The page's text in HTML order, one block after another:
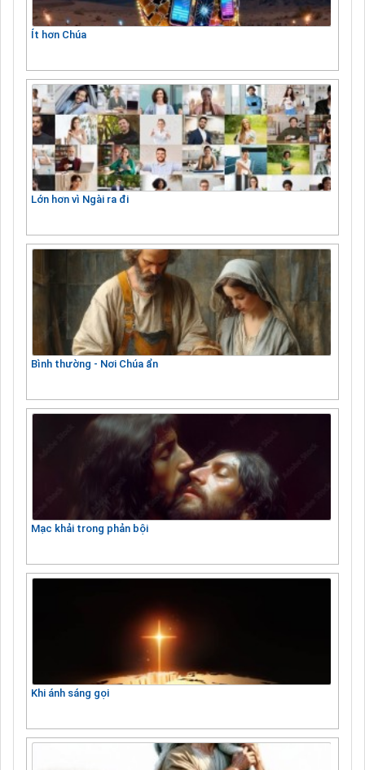
Ít hơn Chúa
Lớn hơn vì Ngài ra đi
Bình thường - Nơi Chúa ẩn
Mạc khải trong phản bội
Khi ánh sáng gọi